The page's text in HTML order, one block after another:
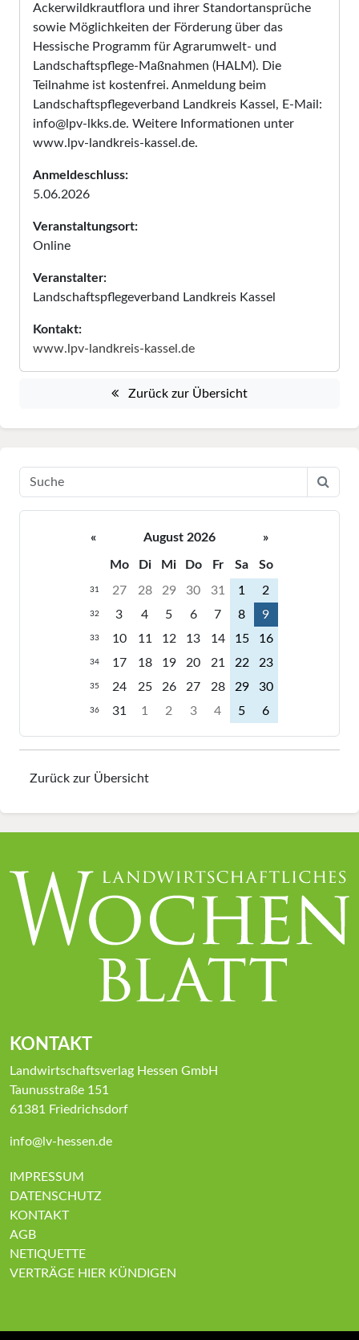
Ackerwildkrautflora und ihrer Standortansprüche
sowie Möglichkeiten der Förderung über das
Hessische Programm für Agrarumwelt- und
Landschaftspflege-Maßnahmen (HALM). Die
Teilnahme ist kostenfrei. Anmeldung beim
Landschaftspflegeverband Landkreis Kassel, E-Mail:
info@lpv-lkks.de. Weitere Informationen unter
www.lpv-landkreis-kassel.de.
Anmeldeschluss:
5.06.2026
Veranstaltungsort:
Online
Veranstalter:
Landschaftspflegeverband Landkreis Kassel
Kontakt:
www.lpv-landkreis-kassel.de
Zurück zur Übersicht
« August 2026 »
Mo Di Mi Do Fr Sa So
31 27 28 29 30 31 1 2
32 3 4 5 6 7 8 9
33 10 11 12 13 14 15 16
34 17 18 19 20 21 22 23
35 24 25 26 27 28 29 30
36 31 1 2 3 4 5 6
Zurück zur Übersicht
KONTAKT
Landwirtschaftsverlag Hessen GmbH
Taunusstraße 151
61381 Friedrichsdorf
info@lv-hessen.de
IMPRESSUM
DATENSCHUTZ
KONTAKT
AGB
NETIQUETTE
VERTRÄGE HIER KÜNDIGEN